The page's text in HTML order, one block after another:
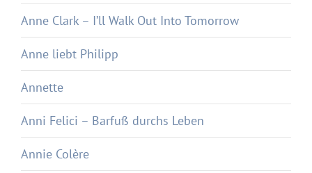
Anne Clark – I’ll Walk Out Into Tomorrow
Anne liebt Philipp
Annette
Anni Felici – Barfuß durchs Leben
Annie Colère